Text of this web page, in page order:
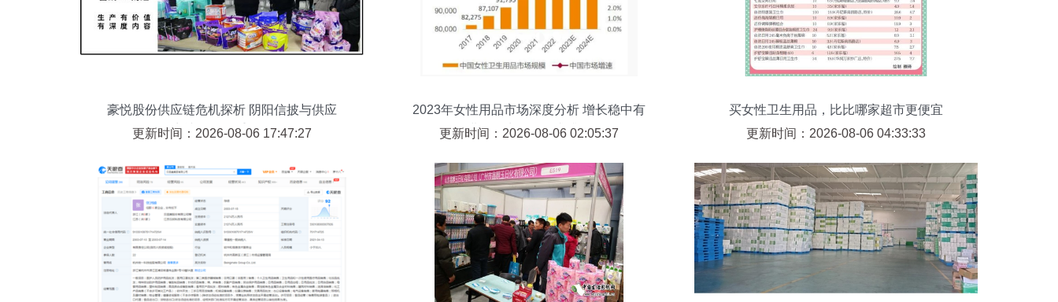
豪悦股份供应链危机探析 阴阳信披与供应
商违规的双重灼伤
更新时间：2026-08-06 17:47:27
2023年女性用品市场深度分析 增长稳中有
进，卫生用品需求升级
更新时间：2026-08-06 02:05:37
买女性卫生用品，比比哪家超市更便宜
更新时间：2026-08-06 04:33:33